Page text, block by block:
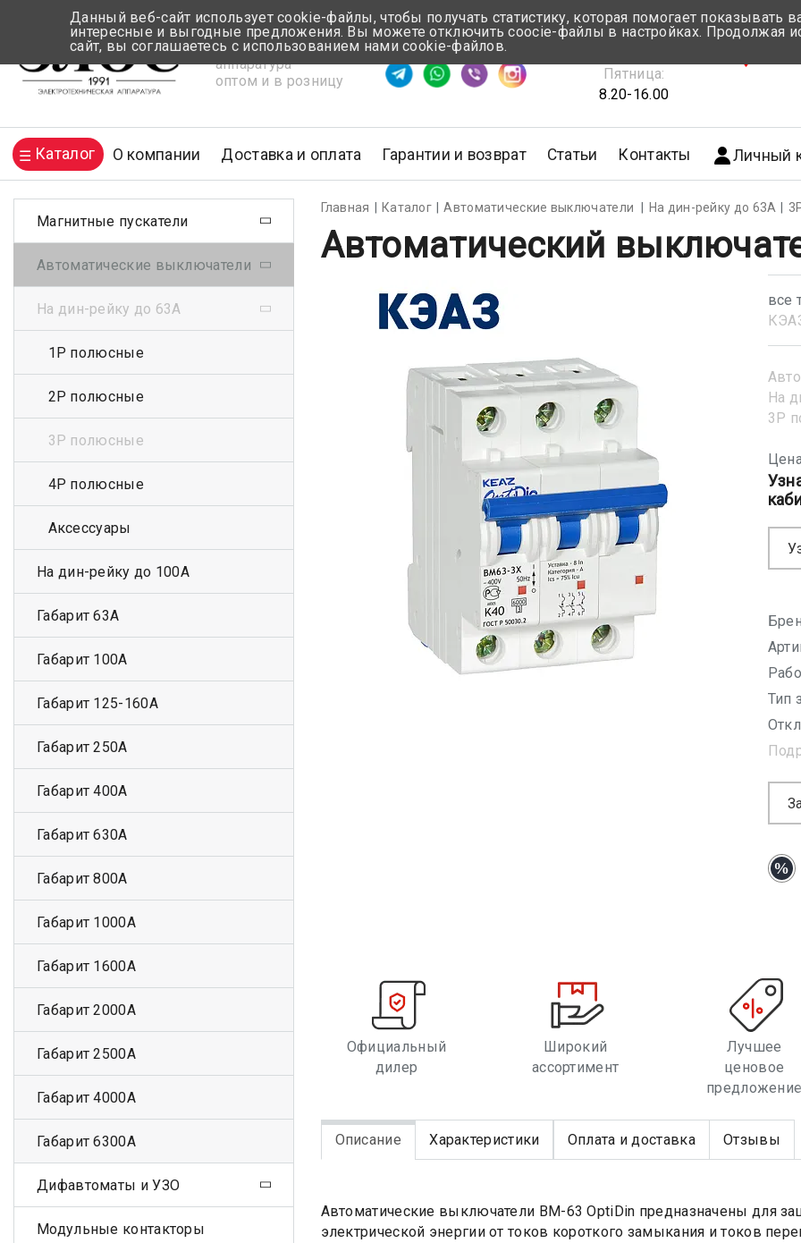
Электротехническая
аппаратура
оптом и в розницу
Время ответа ≈ 5 мин
Понедельник-Четверг:
Пятница:
8.20-16.00
Каталог О компании Доставка и оплата Гарантии и возврат Статьи Контакты Личный
Главная Каталог Автоматические выключатели На дин-рейку до 63А
Автоматический
все
На
3Р
Тип
Официальный
дилер
Широкий
ассортимент
Лучшее
ценовое
предложение
Описание Характеристики Оплата и доставка Отзывы
Автоматические выключатели ВМ-63 OptiDin предназначены для
электрической энергии от токов короткого замыкания и токов
Магнитные пускатели
Автоматические выключатели
На дин-рейку до 63А
1Р полюсные
2Р полюсные
3Р полюсные
4Р полюсные
Аксессуары
На дин-рейку до 100А
Габарит 63А
Габарит 100А
Габарит 125-160А
Габарит 250А
Габарит 400А
Габарит 630А
Габарит 800А
Габарит 1000А
Габарит 1600А
Габарит 2000А
Габарит 2500А
Габарит 4000А
Габарит 6300А
Дифавтоматы и УЗО
Модульные контакторы
Данный веб-сайт использует cookie-файлы, чтобы получать статистику, которая помогает показывать
интересные и выгодные предложения. Вы можете отключить coocie-файлы в настройках. Продолжая
сайт, вы соглашаетесь с использованием нами cookie-файлов.